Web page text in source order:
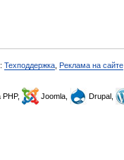
Техподдержка Реклама на сайте
PHP, Joomla, Drupal,